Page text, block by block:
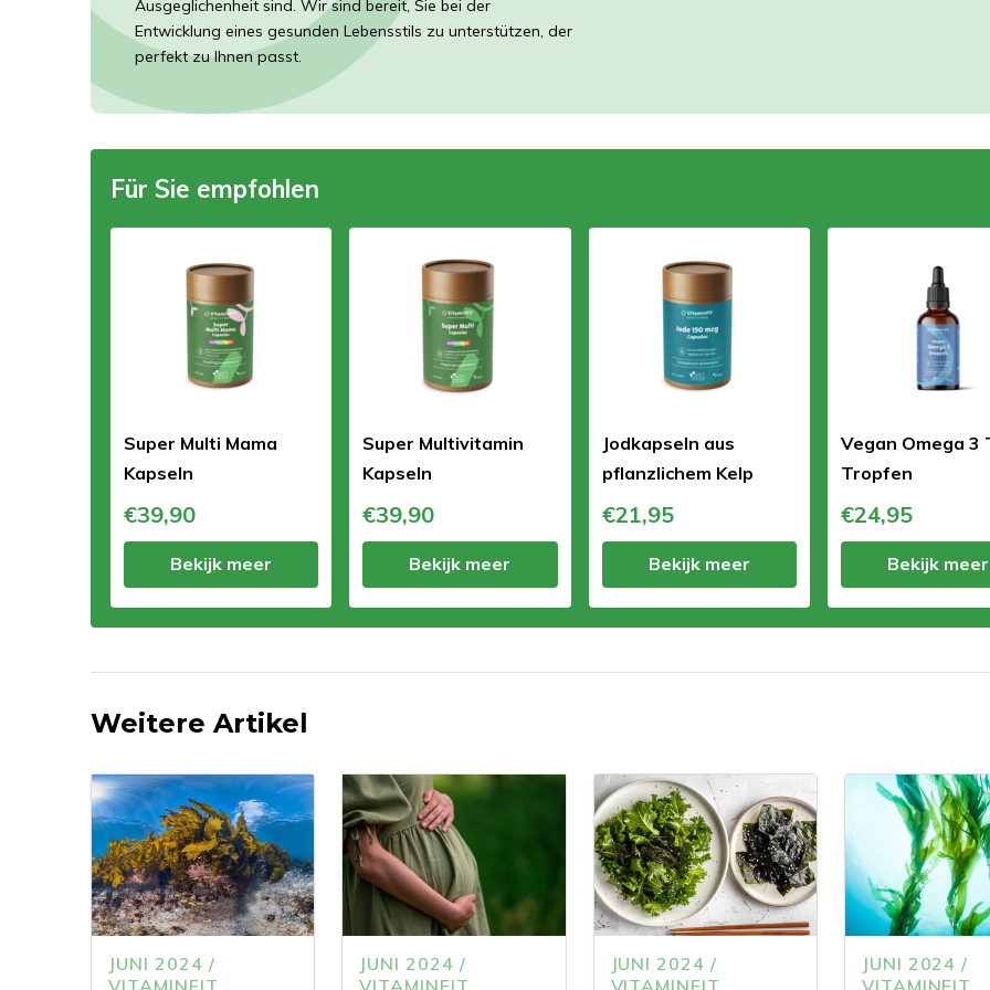
Ausgeglichenheit sind. Wir sind bereit, Sie bei der
Entwicklung eines gesunden Lebensstils zu unterstützen, der
perfekt zu Ihnen passt.
Für Sie empfohlen
Super Multi Mama
Kapseln
€39,90
Bekijk meer
Super Multivitamin
Kapseln
€39,90
Bekijk meer
Jodkapseln aus
pflanzlichem Kelp
€21,95
Bekijk meer
Vegan Omega 3
Tropfen
€24,95
Bekijk meer
Weitere Artikel
JUNI 2024 /
VITAMINFIT
JUNI 2024 /
VITAMINFIT
JUNI 2024 /
VITAMINFIT
JUNI 2024 /
VITAMINFIT